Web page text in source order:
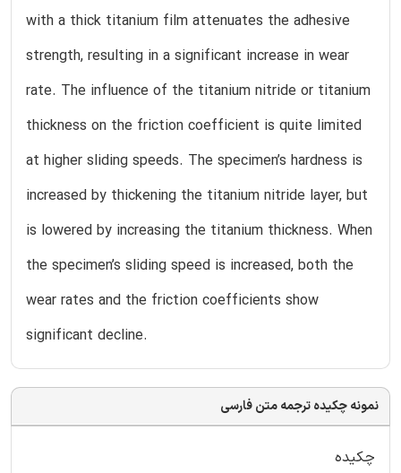
with a thick titanium film attenuates the adhesive
strength, resulting in a significant increase in wear
rate. The influence of the titanium nitride or titanium
thickness on the friction coefficient is quite limited
at higher sliding speeds. The specimen’s hardness is
increased by thickening the titanium nitride layer, but
is lowered by increasing the titanium thickness. When
the specimen’s sliding speed is increased, both the
wear rates and the friction coefficients show
significant decline.
نمونه چکیده ترجمه متن فارسی
چکیده